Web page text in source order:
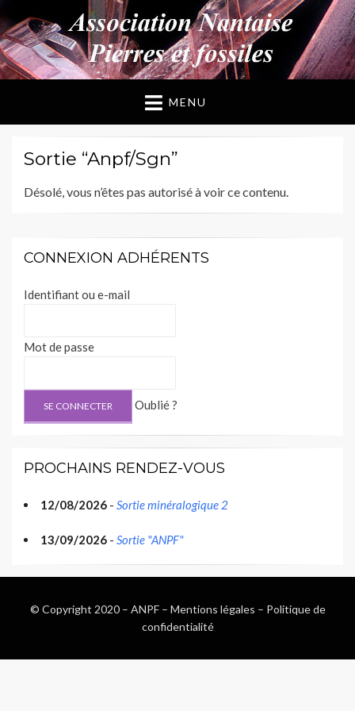
ANPF
Association Nantaise Pierres et Fossiles
MENU
Sortie “Anpf/Sgn”
Désolé, vous n’êtes pas autorisé à voir ce contenu.
CONNEXION ADHÉRENTS
Identifiant ou e-mail
Mot de passe
Oublié ?
PROCHAINS RENDEZ-VOUS
12/08/2026 - Sortie minéralogique 2
13/09/2026 - Sortie "ANPF"
© Copyright 2020 – ANPF– Mentions légales – Politique de
confidentialité